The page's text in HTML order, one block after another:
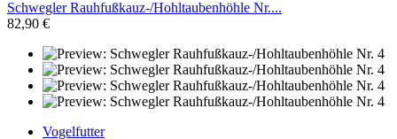
Schwegler Rauhfußkauz-/Hohltaubenhöhle Nr....
82,90 €
Vogelfutter